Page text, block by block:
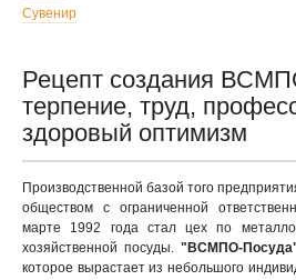
Сувенир
Рецепт создания
терпение, труд,
здоровый оптимизм
Производственной базой того
обществом с ограниченной
марте 1992 года стал цех по
хозяйственной посуды. "ВСМПО-
которое вырастает из небольшого